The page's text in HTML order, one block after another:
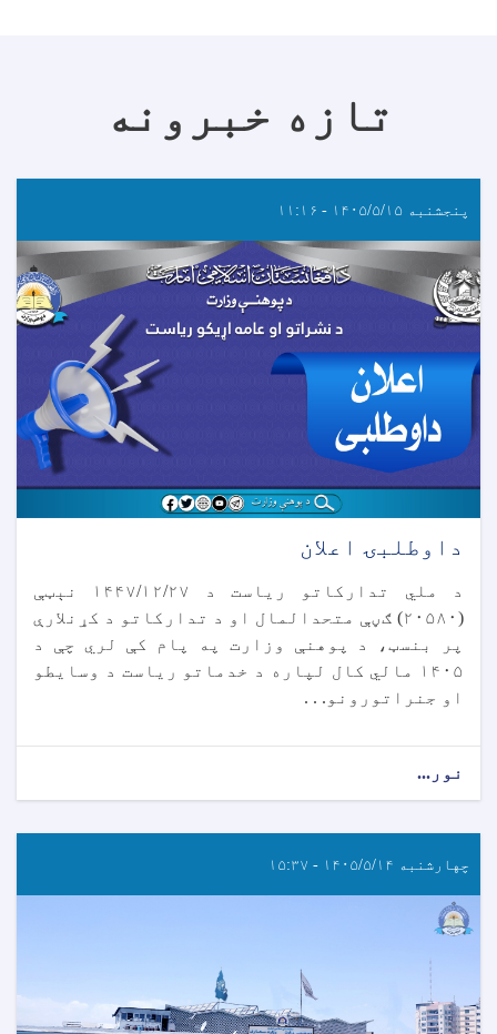
تازه خبرونه
پنجشنبه ۱۴۰۵/۵/۱۵ - ۱۱:۱۶
داوطلبۍ اعلان
د ملي تدارکاتو ریاست د ۱۴۴۷/۱۲/۲۷ نېټې
(۲۰۵۸۰) ګڼې متحدالمال او د تدارکاتو د کړنلارې
پر بنسټ، د پوهنې وزارت په پام کې لري چې د
۱۴۰۵ مالي کال لپاره د خدماتو ریاست د وسایطو
او جنراتورونو. . .
نور...
چهارشنبه ۱۴۰۵/۵/۱۴ - ۱۵:۳۷